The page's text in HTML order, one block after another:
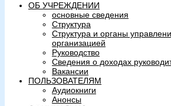
ОБ УЧРЕЖДЕНИИ
основные сведения
Структура
Структура и органы
организацией
Руководство
Сведения о доходах
Вакансии
ПОЛЬЗОВАТЕЛЯМ
Аудиокниги
Анонсы